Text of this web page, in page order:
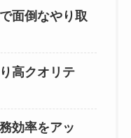
面倒なやり取
高クオリテ
効率をアッ